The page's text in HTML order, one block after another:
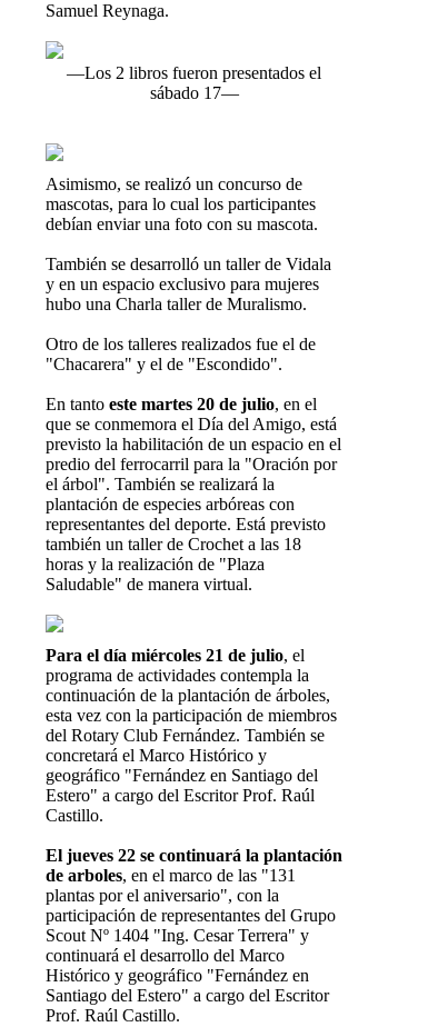
Samuel Reynaga.
—Los 2 libros fueron presentados el
sábado 17—
Asimismo, se realizó un concurso de
mascotas, para lo cual los participantes
debían enviar una foto con su mascota.
También se desarrolló un taller de Vidala
y en un espacio exclusivo para mujeres
hubo una Charla taller de Muralismo.
Otro de los talleres realizados fue el de
"Chacarera" y el de "Escondido".
En tantoeste martes 20 de julio, en el
que se conmemora el Día del Amigo, está
previsto la habilitación de un espacio en el
predio del ferrocarril para la "Oración por
el árbol". También se realizará la
plantación de especies arbóreas con
representantes del deporte. Está previsto
también un taller de Crochet a las 18
horas y la realización de "Plaza
Saludable" de manera virtual.
Para el día miércoles 21 de julio, el
programa de actividades contempla la
continuación de la plantación de árboles,
esta vez con la participación de miembros
del Rotary Club Fernández. También se
concretará el Marco Histórico y
geográfico "Fernández en Santiago del
Estero" a cargo del Escritor Prof. Raúl
Castillo.
El jueves 22 se continuará la plantación
de arboles, en el marco de las "131
plantas por el aniversario", con la
participación de representantes del Grupo
Scout Nº 1404 "Ing. Cesar Terrera" y
continuará el desarrollo del Marco
Histórico y geográfico "Fernández en
Santiago del Estero" a cargo del Escritor
Prof. Raúl Castillo.